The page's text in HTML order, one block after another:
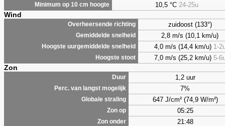
Minimum op 10 cm hoogte 10,5 °C 24-25u
Wind
Overheersende richting zuidoost (133°)
Gemiddelde snelheid 2,8 m/s (10,1 km/u)
Hoogste uurgemiddelde snelheid 4,0 m/s (14,4 km/u) 1-
Hoogste stoot 7,0 m/s (25,2 km/u) 5-
Zon
Duur 1,2 uur
Perc. van langst mogelijk 7%
Globale straling 647 J/cm² (74,9 W/m²)
Zon op 05:25
Zon onder 21:48